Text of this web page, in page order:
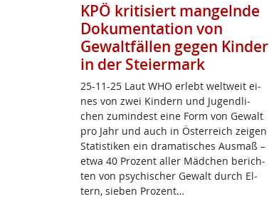
KPÖ kritisiert mangelnde
Dokumentation von
Gewaltfällen gegen Kinder
in der Steiermark
25-11-25 Laut WHO er­lebt welt­weit ei­
nes von zwei Kin­dern und Ju­gend­li­
chen zu­min­dest ei­ne Form von Ge­walt
pro Jahr und auch in Ös­t­er­reich zei­gen
Sta­tis­ti­ken ein dra­ma­ti­sches Aus­maß –
et­wa 40 Pro­zent al­ler Mäd­chen be­rich­
ten von psy­chi­scher Ge­walt durch El­
tern, sie­ben Pro­zent…